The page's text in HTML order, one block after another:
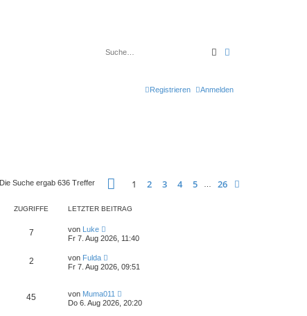
Suche
Anmelden
Registrieren
Die Suche ergab 636 Treffer Seite von26
1 2 3 4 5 26
ZUGRIFFE LETZTER BEITRAG
7 von Luke
Fr 7. Aug 2026, 11:40
2 von Fulda
Fr 7. Aug 2026, 09:51
45 von Muma011
Do 6. Aug 2026, 20:20